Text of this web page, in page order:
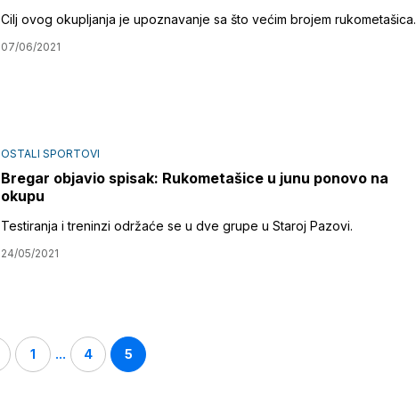
Cilj ovog okupljanja je upoznavanje sa što većim brojem rukometašica.
07/06/2021
OSTALI SPORTOVI
Bregar objavio spisak: Rukometašice u junu ponovo na
okupu
Testiranja i treninzi održaće se u dve grupe u Staroj Pazovi.
24/05/2021
1 ... 4 5